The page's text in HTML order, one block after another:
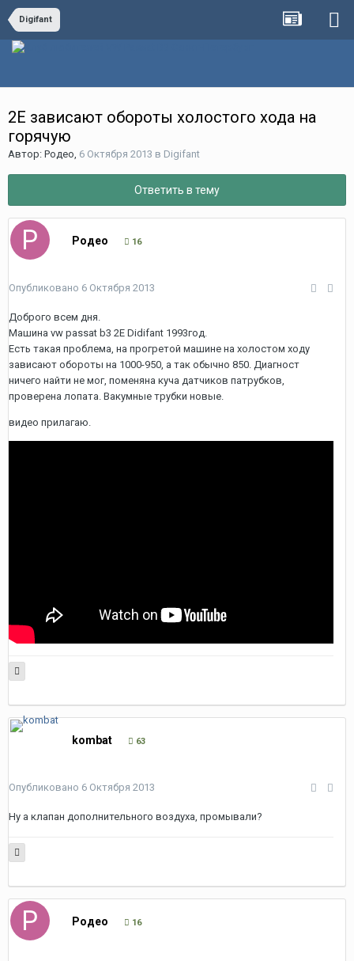
Digifant
2Е зависают обороты холостого хода на
горячую
Автор: Родео, 6 Октября 2013 в Digifant
Ответить в тему
Родео 16
Опубликовано 6 Октября 2013
Доброго всем дня.
Машина vw passat b3 2E Didifant 1993год.
Есть такая проблема, на прогретой машине на холостом ходу
зависают обороты на 1000-950, а так обычно 850. Диагност
ничего найти не мог, поменяна куча датчиков патрубков,
проверена лопата. Вакумные трубки новые.
видео прилагаю.
kombat 63
Опубликовано 6 Октября 2013
Ну а клапан дополнительного воздуха, промывали?
Родео 16